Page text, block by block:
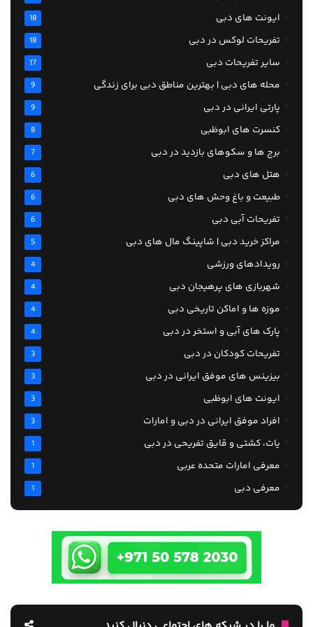
ایونت های دبی 18
تفریحات لوکس در دبی 18
سایر تفریحات دبی 17
محله های دبی | بهترین مناطق دبی برای زندگی 9
پارتی ایرانی در دبی 9
کنسرت های ابوظبی 8
برج ها و سکوهای بازدید در دبی 7
هتل های دبی 6
طبیعت و باغ وحش های دبی 6
تفریحات آبی دبی 6
مراکز خرید دبی | شاپینگ مال های دبی 5
رویدادهای ورزشی 4
شهربازی های پرهیجان دبی 4
موزه ها و اماکن تاریخی دبی 4
پارک های آبی و استخر در دبی 4
تفریحات کودکان در دبی 3
بیزینس های موفق ایرانی در دبی 3
ایونت های ابوظبی 3
افراد موفق ایرانی در دبی و امارات 3
یات، کشتی و قایق تفریحی در دبی 1
معرفی امارات متحده عربی 1
معرفی دبی 1